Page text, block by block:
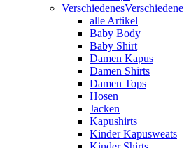
VerschiedenesVerschiedene
alle Artikel
Baby Body
Baby Shirt
Damen Kapus
Damen Shirts
Damen Tops
Hosen
Jacken
Kapushirts
Kinder Kapusweats